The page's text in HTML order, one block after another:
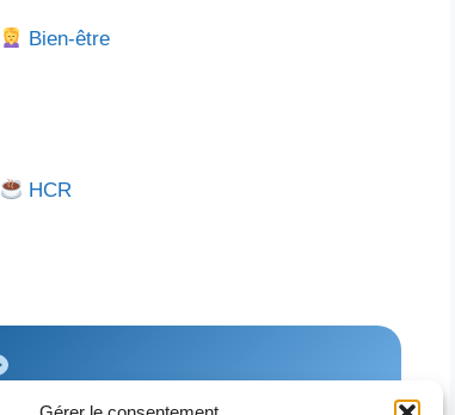
Bien-être
HCR